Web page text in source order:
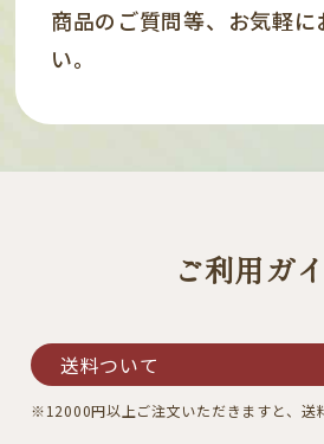
商品のご質問等、お気軽に
い。
ご利用ガ
送料ついて
※12000円以上ご注文いただきますと、送